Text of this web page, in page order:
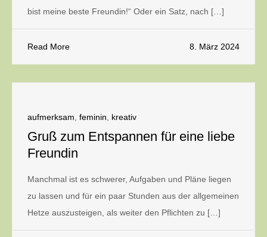
bist meine beste Freundin!“ Oder ein Satz, nach […]
Read More 8. März 2024
aufmerksam feminin kreativ
Gruß zum Entspannen für eine liebe
Freundin
Manchmal ist es schwerer, Aufgaben und Pläne liegen
zu lassen und für ein paar Stunden aus der allgemeinen
Hetze auszusteigen, als weiter den Pflichten zu […]